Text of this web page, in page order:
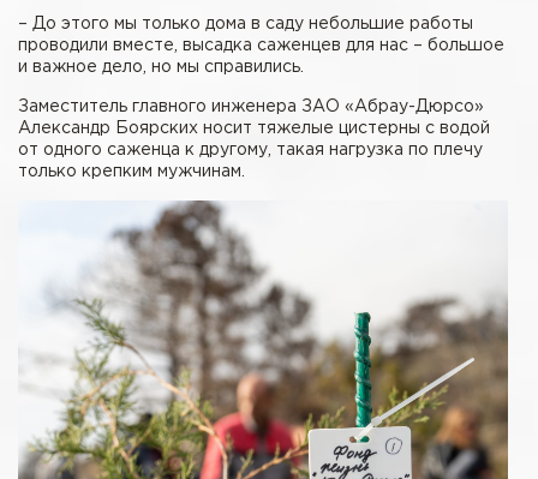
– До этого мы только дома в саду небольшие работы
проводили вместе, высадка саженцев для нас – большое
и важное дело, но мы справились.
Заместитель главного инженера ЗАО «Абрау-Дюрсо»
Александр Боярских носит тяжелые цистерны с водой
от одного саженца к другому, такая нагрузка по плечу
только крепким мужчинам.